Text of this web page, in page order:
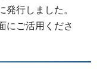
行しました。
にご活用くださ